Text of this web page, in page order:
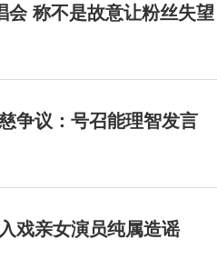
会 称不是故意让粉丝失望
争议：号召能理智发言
戏亲女演员纯属造谣